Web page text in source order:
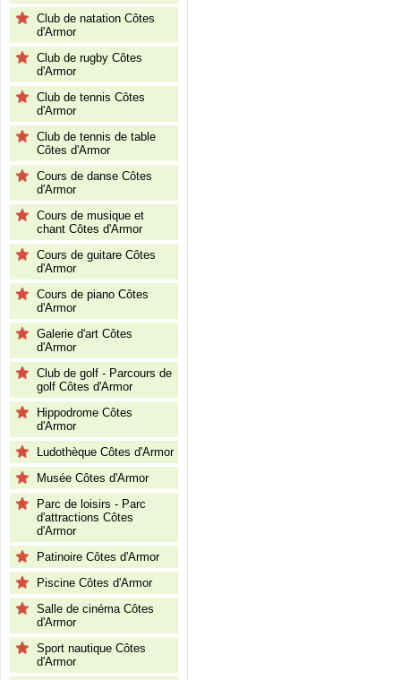
Club de natation Côtes
d'Armor
Club de rugby Côtes
d'Armor
Club de tennis Côtes
d'Armor
Club de tennis de table
Côtes d'Armor
Cours de danse Côtes
d'Armor
Cours de musique et
chant Côtes d'Armor
Cours de guitare Côtes
d'Armor
Cours de piano Côtes
d'Armor
Galerie d'art Côtes
d'Armor
Club de golf - Parcours de
golf Côtes d'Armor
Hippodrome Côtes
d'Armor
Ludothèque Côtes d'Armor
Musée Côtes d'Armor
Parc de loisirs - Parc
d'attractions Côtes
d'Armor
Patinoire Côtes d'Armor
Piscine Côtes d'Armor
Salle de cinéma Côtes
d'Armor
Sport nautique Côtes
d'Armor